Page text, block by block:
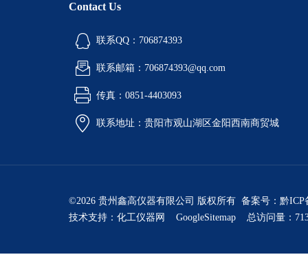
Contact Us
联系QQ：706874393
联系邮箱：706874393@qq.com
传真：0851-4403093
联系地址：贵阳市观山湖区金阳西南商贸城
©2026 贵州鑫高仪器有限公司 版权所有 备案号： 黔ICP
技术支持： 化工仪器网 GoogleSitemap 总访问量：